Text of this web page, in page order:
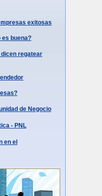
exitosas
es buena?
regatear
de Negocio
- PNL
en el